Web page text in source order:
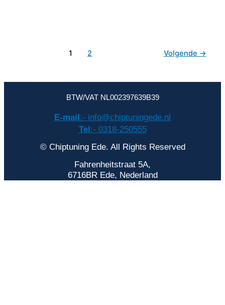
1 2 Volgende →
BTW/VAT NL002397639B39
E-mail:- info@chiptuningede.nl
Tel:- 0318-250555
© Chiptuning Ede. All Rights Reserved
Fahrenheitstraat 5A,
6716BR Ede, Nederland